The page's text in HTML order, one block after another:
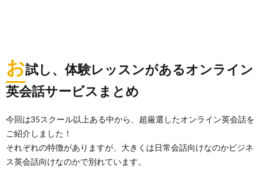
お試し、体験レッスンがあるオンライン
英会話サービスまとめ
今回は35スクール以上ある中から、超厳選したオンライン英会話を
ご紹介しました！
それぞれの特徴がありますが、大きくは日常会話向けなのかビジネ
ス英会話向けなのかで別れています。